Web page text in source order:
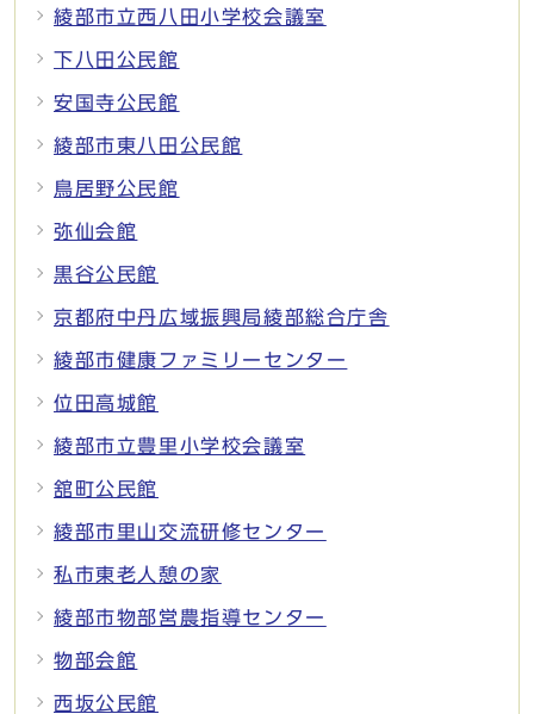
綾部市立西八田小学校会議室
下八田公民館
安国寺公民館
綾部市東八田公民館
鳥居野公民館
弥仙会館
黒谷公民館
京都府中丹広域振興局綾部総合庁舎
綾部市健康ファミリーセンター
位田高城館
綾部市立豊里小学校会議室
舘町公民館
綾部市里山交流研修センター
私市東老人憩の家
綾部市物部営農指導センター
物部会館
西坂公民館